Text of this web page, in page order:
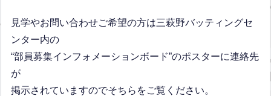
見学やお問い合わせご希望の方は三萩野バッティングセ
ンター内の
“部員募集インフォメーションボード”のポスターに連絡先
が
掲示されていますのでそちらをご覧ください。